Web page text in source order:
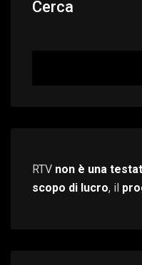
Cerca
RTV non è una
scopo di lucro, il